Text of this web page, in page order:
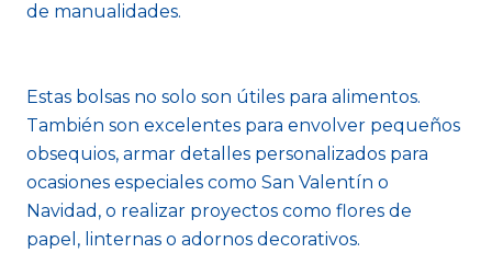
de manualidades.
Estas bolsas no solo son útiles para alimentos.
También son excelentes para envolver pequeños
obsequios, armar detalles personalizados para
ocasiones especiales como San Valentín o
Navidad, o realizar proyectos como flores de
papel, linternas o adornos decorativos.